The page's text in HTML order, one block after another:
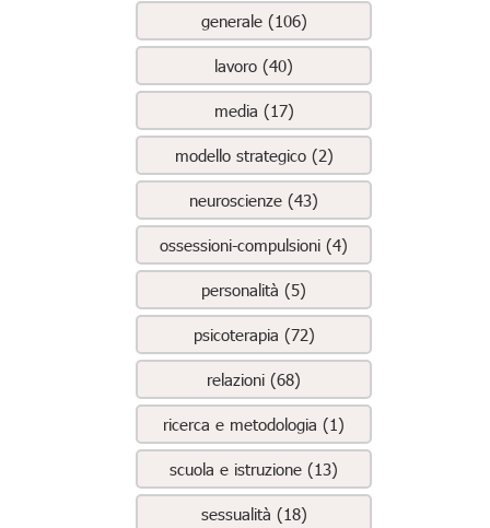
generale (106)
lavoro (40)
media (17)
modello strategico (2)
neuroscienze (43)
ossessioni-compulsioni (4)
personalità (5)
psicoterapia (72)
relazioni (68)
ricerca e metodologia (1)
scuola e istruzione (13)
sessualità (18)